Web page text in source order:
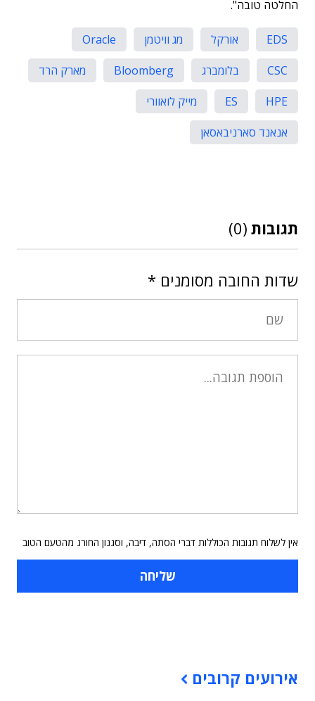
החלטה טובה".
EDS אורקל מג וויטמן
Oracle
CSC
בלומברג Bloomberg
מארק הרד
HPE
ES
מייק לואוורי
אנאנד סארניבאסאן
תגובות (0)
שדות החובה מסומנים *
אין לשלוח תגובות הכוללות דברי הסתה, דיבה, וסגנון החורג מהטעם הטוב
אירועים קרובים